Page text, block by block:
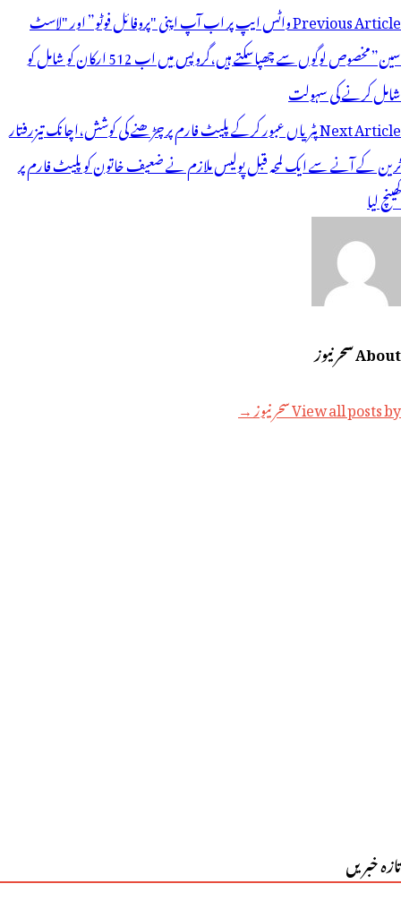
پوسٹوں
کی
نیویگیشن
Previous Articleواٹس ایپ پر اب آپ اپنی "پروفائل فوٹو” اور "لاسٹ
سین” مخصوص لوگوں سے چھپاسکتے ہیں،گروپس میں اب 512 ارکان کو شامل کو
شامل کرنے کی سہولت
Next Articleپٹریاں عبور کرکے پلیٹ فارم پر چڑھنے کی کوشش،اچانک تیزرفتار
ٹرین کے آنے سے ایک لمحہ قبل پولیس ملازم نے ضعیف خاتون کو پلیٹ فارم پر
کھینچ لیا
About سحر نیوز
View all posts by سحر نیوز →
تازہ خبریں